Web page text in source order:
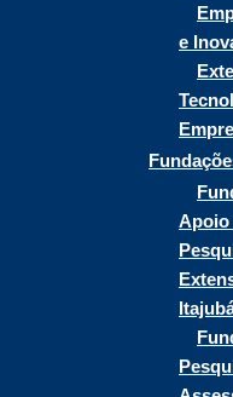
e
Apoio